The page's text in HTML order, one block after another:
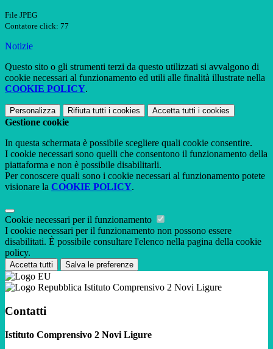
File JPEG
Contatore click: 77
Notizie
Questo sito o gli strumenti terzi da questo utilizzati si avvalgono di
cookie necessari al funzionamento ed utili alle finalità illustrate nella
COOKIE POLICY.
Personalizza Rifiuta tutti i cookies Accetta tutti i cookies
Gestione cookie
In questa schermata è possibile scegliere quali cookie consentire.
I cookie necessari sono quelli che consentono il funzionamento della
piattaforma e non è possibile disabilitarli.
Per conoscere quali sono i cookie necessari al funzionamento potete
visionare la COOKIE POLICY.
Cookie necessari per il funzionamento
I cookie necessari per il funzionamento non possono essere
disabilitati. È possibile consultare l'elenco nella pagina della cookie
policy.
Accetta tutti Salva le preferenze
Istituto Comprensivo 2 Novi Ligure
Contatti
Istituto Comprensivo 2 Novi Ligure